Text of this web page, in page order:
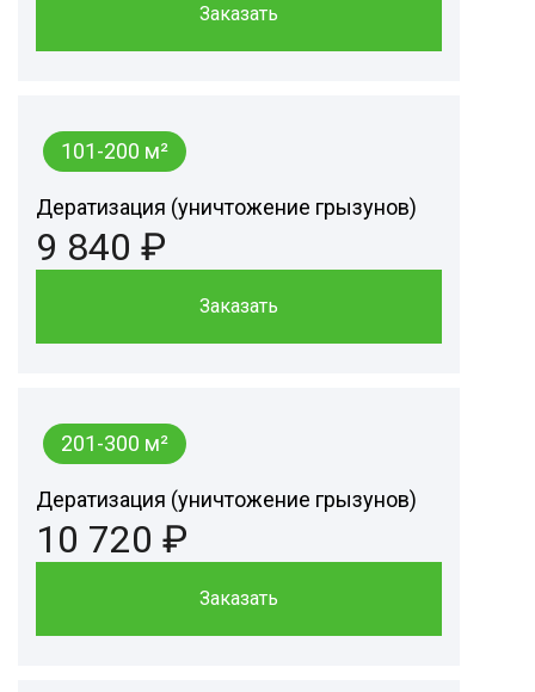
Заказать
101-200 м²
Дератизация (уничтожение грызунов)
9 840 ₽
Заказать
201-300 м²
Дератизация (уничтожение грызунов)
10 720 ₽
Заказать